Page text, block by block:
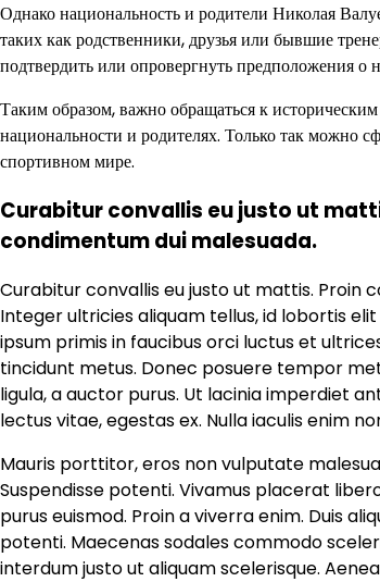
Однако национальность и родители Николая
таких как родственники, друзья или бывшие
подтвердить или опровергнуть предположения
Таким образом, важно обращаться к
национальности и родителях. Только так можно
спортивном мире.
Curabitur convallis eu justo ut
condimentum dui malesuada.
Curabitur convallis eu justo ut mattis. Proin
Integer ultricies aliquam tellus, id lobortis
ipsum primis in faucibus orci luctus et
tincidunt metus. Donec posuere tempor
ligula, a auctor purus. Ut lacinia imperdiet
lectus vitae, egestas ex. Nulla iaculis enim
Mauris porttitor, eros non vulputate
Suspendisse potenti. Vivamus placerat
purus euismod. Proin a viverra enim. Duis
potenti. Maecenas sodales commodo
interdum justo ut aliquam scelerisque.